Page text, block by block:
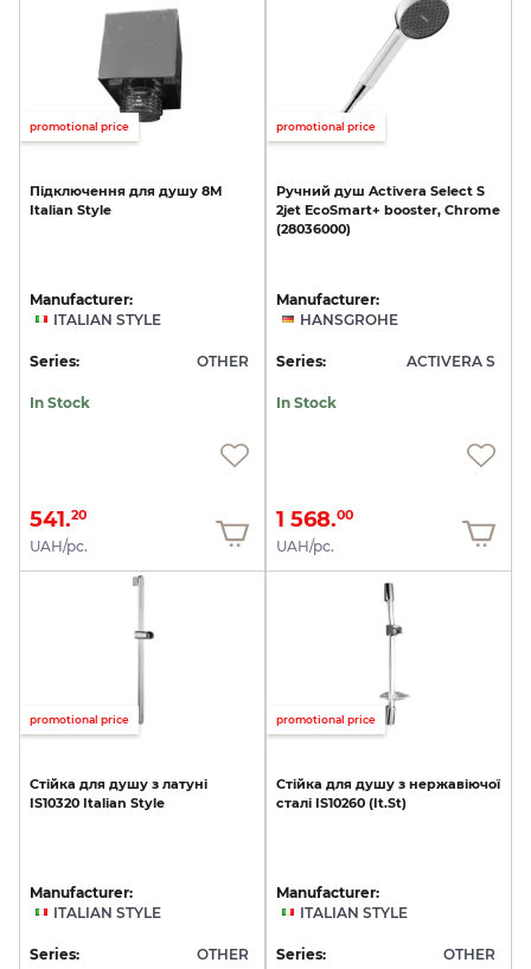
promotional price
Підключення для душу 8M
Italian Style
Manufacturer:
ITALIAN STYLE
Series: OTHER
In Stock
541.20
UAH/pc.
promotional price
Ручний душ Activera Select S
2jet EcoSmart+ booster, Chrome
(28036000)
Manufacturer:
HANSGROHE
Series: ACTIVERA S
In Stock
1 568.00
UAH/pc.
promotional price
Стійка для душу з латуні
IS10320 Italian Style
Manufacturer:
ITALIAN STYLE
Series: OTHER
promotional price
Стійка для душу з нержавіючої
сталі IS10260 (It.St)
Manufacturer:
ITALIAN STYLE
Series: OTHER